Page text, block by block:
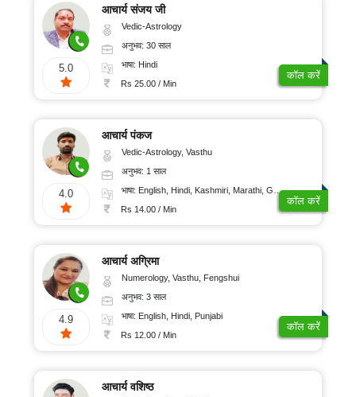
5.0
आचार्य संजय जी
Vedic-Astrology
अनुभव: 30 साल
भाषा: Hindi
Rs 25.00 / Min
कॉल करें
4.0
आचार्य पंकज
Vedic-Astrology, Vasthu
अनुभव: 1 साल
भाषा: English, Hindi, Kashmiri, Marathi, Gujarati, Punjabi, Odiya, Nepali, Sanskrit
Rs 14.00 / Min
कॉल करें
4.9
आचार्य अग्रिमा
Numerology, Vasthu, Fengshui
अनुभव: 3 साल
भाषा: English, Hindi, Punjabi
Rs 12.00 / Min
कॉल करें
आचार्य वशिष्ठ